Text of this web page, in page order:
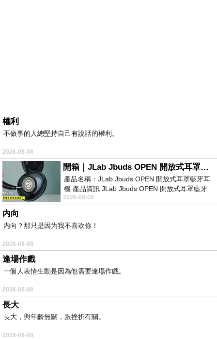
權利
不做事的人總堅持自己有說話的權利。
2026-08-08
開箱｜JLab Jbuds OPEN 開放式耳罩藍牙耳機 - 設計美學，輕巧、透氣、環境音全物理達成！
產品名稱：JLab Jbuds OPEN 開放式耳罩藍牙耳
機 產品資訊 JLab Jbuds OPEN 開放式耳罩藍牙
耳機評語：非常有特色，值得喜愛美型工
2026-08-08
内向
内向？那只是因为我不喜欢你！
2026-08-08
逢場作戲
一個人表情生動是因為他需要逢場作戲。
2026-08-08
長大
長大，與年齡無關，跟挫折有關。
2026-08-08